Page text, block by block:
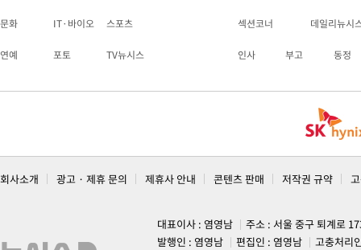
문화 IT·바이오 스포츠
연예 포토 TV뉴시스
섹션코너 데일리뉴시
인사 부고 동정
회사소개 광고 · 제휴 문의 제휴사 안내 콘텐츠 판매 저작권 규약
대표이사 : 염영남
주소 : 서울 중구 퇴계로
발행인 : 염영남
편집인 : 염영남
고충처리